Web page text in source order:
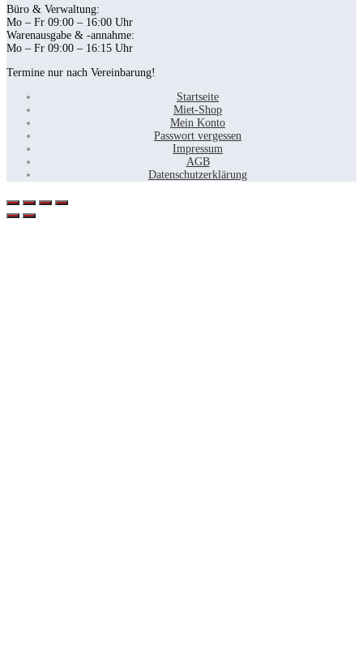
Büro & Verwaltung:
Mo – Fr 09:00 – 16:00 Uhr
Warenausgabe & -annahme:
Mo – Fr 09:00 – 16:15 Uhr
Termine nur nach Vereinbarung!
Startseite
Miet-Shop
Mein Konto
Passwort vergessen
Impressum
AGB
Datenschutzerklärung